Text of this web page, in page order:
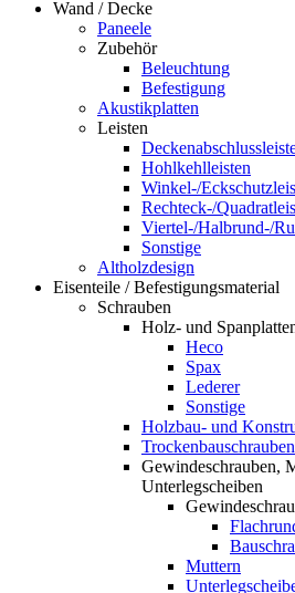
Wand / Decke
Paneele
Zubehör
Beleuchtung
Befestigung
Akustikplatten
Leisten
Hohlkehlleisten
Winkel-/
Rechteck-/
Viertel-/Halbrund-/
Sonstige
Altholzdesign
Eisenteile / Befestigungsmaterial
Schrauben
Holz- und
Heco
Spax
Lederer
Sonstige
Holzbau- und
Trockenbauschrauben
Gewindeschrauben,
Unterlegscheiben
Muttern